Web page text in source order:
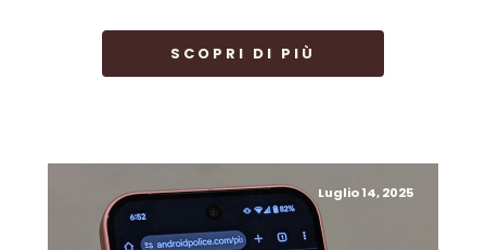
SCOPRI DI PIÙ
Luglio 14, 2025